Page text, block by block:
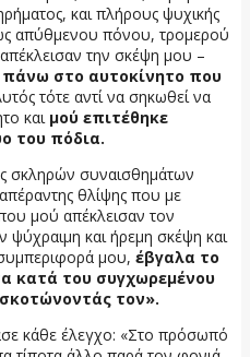
και πλήρους ψυχικής
απύθμενου πόνου, τρομερού
την σκέψη μου –
στο αυτοκίνητο που
τότε αντί να σηκωθεί να
και μού επιτέθηκε
του πόδια.
σκληρών συναισθημάτων
θλίψης που με
μού απέκλεισαν τον
ψύχραιμη και ήρεμη σκέψη και
μου, έβγαλα το
κατά του συγχωρεμένου
τον».
κάθε έλεγχο: «Στο πρόσωπό